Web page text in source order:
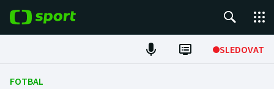
SLEDOVAT
Fotbal
FOTBAL